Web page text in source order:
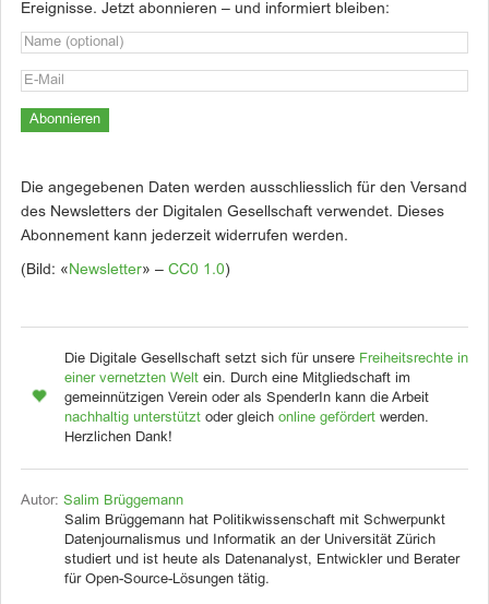
Ereignisse. Jetzt abonnieren – und informiert bleiben:
Die angegebenen Daten werden ausschliesslich für den Versand
des Newsletters der Digitalen Gesellschaft verwendet. Dieses
Abonnement kann jederzeit widerrufen werden.
(Bild: « Newsletter» – CC0 1.0)
Die Digitale Gesellschaft setzt sich für unsere Freiheitsrechte in
einer vernetzten Welt ein. Durch eine Mitgliedschaft im
gemeinnützigen Verein oder als SpenderIn kann die Arbeit
nachhaltig unterstützt oder gleich online gefördert werden.
Herzlichen Dank!
Autor: Salim Brüggemann
Salim Brüggemann hat Politikwissenschaft mit Schwerpunkt
Datenjournalismus und Informatik an der Universität Zürich
studiert und ist heute als Datenanalyst, Entwickler und Berater
für Open-Source-Lösungen tätig.